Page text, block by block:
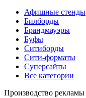
Афишные стенды
Билборды
Брандмауэры
Буфы
Ситиборды
Сити-форматы
Суперсайты
Все категории
Производство рекламы